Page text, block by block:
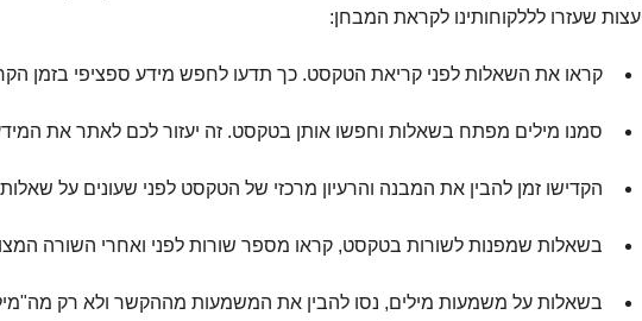
עצות שעזרו לללקוחותינו לקראת המבחן:
קראו את השאלות לפני קריאת הטקסט. כך תדעו לחפש מידע ספציפי בזמן
סמנו מילים מפתח בשאלות וחפשו אותן בטקסט. זה יעזור לכם לאתר את המידע
הקדישו זמן להבין את המבנה והרעיון מרכזי של הטקסט לפני שעונים על
בשאלות שמפנות לשורות בטקסט, קראו מספר שורות לפני ואחרי השורה
בשאלות על משמעות מילים, נסו להבין את המשמעות מההקשר ולא רק